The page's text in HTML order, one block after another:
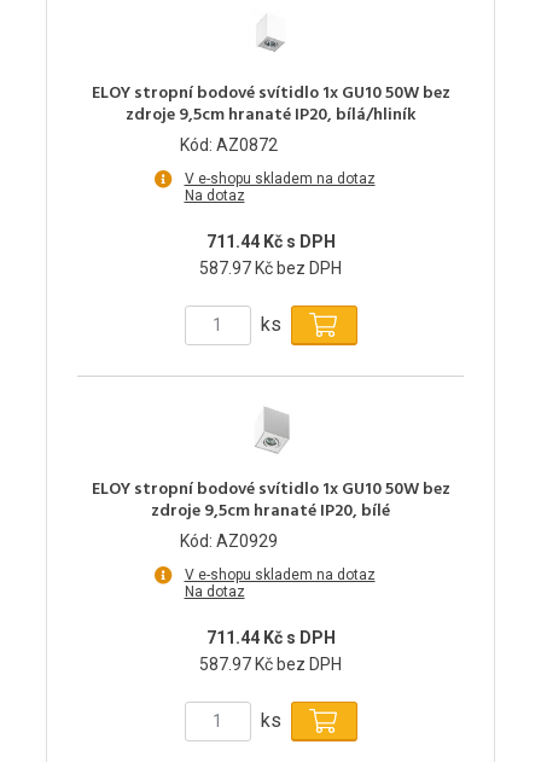
ELOY stropní bodové svítidlo 1x GU10 50W bez
zdroje 9,5cm hranaté IP20, bílá/hliník
Kód: AZ0872
V e-shopu skladem na dotaz
Na dotaz
711.44 Kč s DPH
587.97 Kč bez DPH
ks
ELOY stropní bodové svítidlo 1x GU10 50W bez
zdroje 9,5cm hranaté IP20, bílé
Kód: AZ0929
V e-shopu skladem na dotaz
Na dotaz
711.44 Kč s DPH
587.97 Kč bez DPH
ks